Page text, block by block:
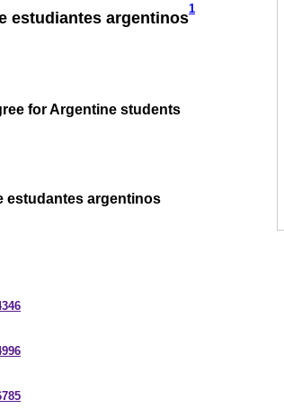
estudiantes argentinos
1
for Argentine students
estudantes argentinos